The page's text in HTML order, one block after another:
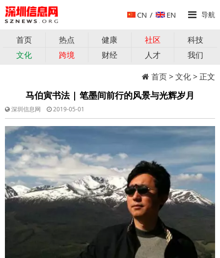
CN / EN 导航
首页 热点 健康 社区
科技
文化
跨境 财经 人才
我们
首页>文化> 正文
马伯寅书法 | 笔墨间前行的风景与光辉岁月
深圳信息网 2019-05-01